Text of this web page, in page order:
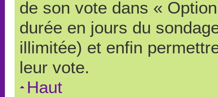
de son vote dans «
durée en jours du
illimitée) et enfin
leur vote.
Haut